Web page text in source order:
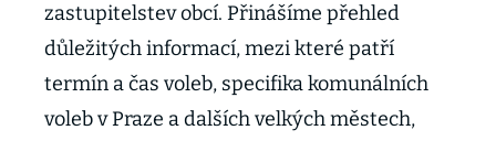
zastupitelstev obcí. Přinášíme přehled
důležitých informací, mezi které patří
termín a čas voleb, specifika komunálních
voleb v Praze a dalších velkých městech,